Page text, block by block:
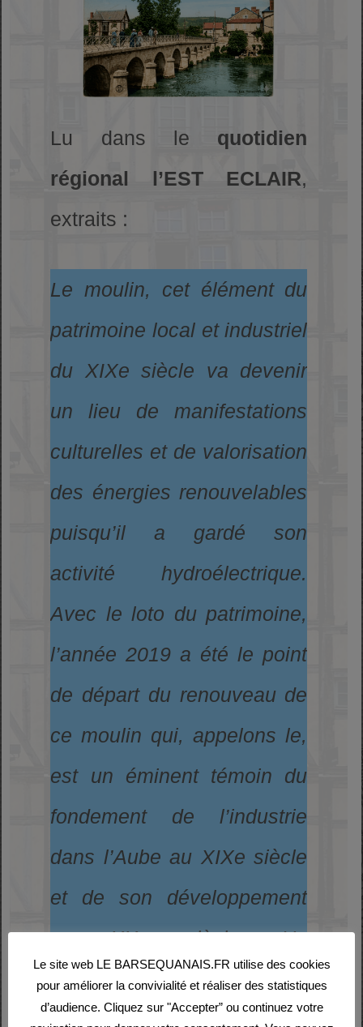
Lu dans le quotidien
régional l’EST ECLAIR,
extraits :
Le moulin, cet élément du
patrimoine local et industriel
du XIXe siècle va devenir
un lieu de manifestations
culturelles et de valorisation
des énergies renouvelables
puisqu’il a gardé son
activité hydroélectrique.
Avec le loto du patrimoine,
l’année 2019 a été le point
de départ du renouveau de
ce moulin qui, appelons le,
est un éminent témoin du
fondement de l’industrie
dans l’Aube au XIXe siècle
et de son développement
au XXe siècle. Un
renouveau qui est soutenu
par le Département et
Le site web LE BARSEQUANAIS.FR utilise des cookies
pour améliorer la convivialité et réaliser des statistiques
d’audience. Cliquez sur "Accepter” ou continuez votre